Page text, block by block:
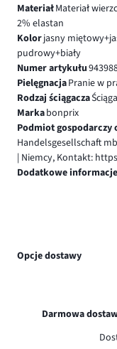
MateriałMateriał
2% elastan
Kolorjasny
pudrowy+biały
Numer artykułu
PielęgnacjaPranie w
Rodzaj ściągacza
Markabonprix
Podmiot gospodarczy
Handelsgesellschaft
| Niemcy, Kontakt:
Dodatkowe informacje
Opcje dostawy
Darmowa